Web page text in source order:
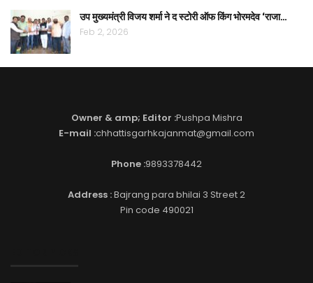
उप मुख्यमंत्री विजय शर्मा ने द स्टोरी ऑफ किंग भोरमदेव ‘राजा…
Feb 2, 2026
Owner & amp; Editor :Pushpa Mishra
E-mail :chhattisgarhkajanmat@gmail.com
Phone :9893378442
Address :Bajrang para bhilai 3 Street 2
Pin code 490021